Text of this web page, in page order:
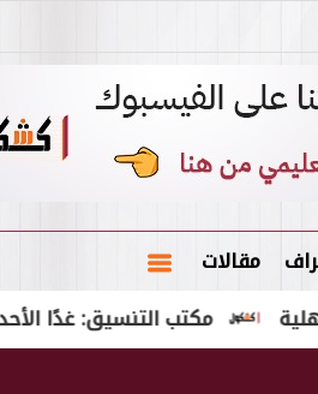
مقالات
مكتب التنسيق: غدًا الأحد آخر